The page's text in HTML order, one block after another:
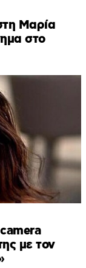
Μαρία
στο
με τον